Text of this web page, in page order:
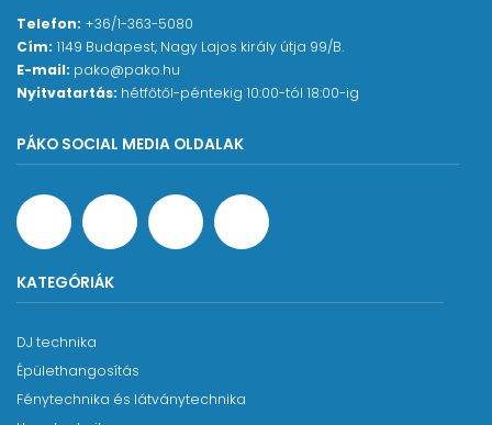
Telefon: +36/1-363-5080
Cím: 1149 Budapest, Nagy Lajos király útja 99/B.
E-mail: pako@pako.hu
Nyitvatartás: hétfőtől-péntekig 10:00-tól 18:00-ig
PÁKO SOCIAL MEDIA OLDALAK
KATEGÓRIÁK
DJ technika
Épülethangosítás
Fénytechnika és látványtechnika